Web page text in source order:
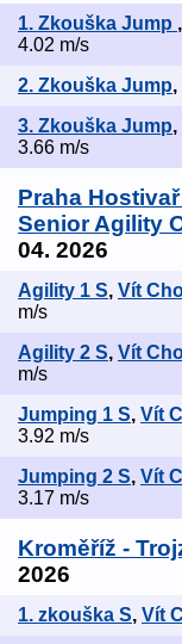
1. Zkouška Jump ,
4.02 m/s
2. Zkouška Jump,
3. Zkouška Jump,
3.66 m/s
Praha
Senior Agility
04. 2026
Agility 1 S, Vít
m/s
Agility 2 S, Vít
m/s
Jumping 1 S, Vít
3.92 m/s
Jumping 2 S, Vít
3.17 m/s
Kroměříž -
2026
1. zkouška S, Vít